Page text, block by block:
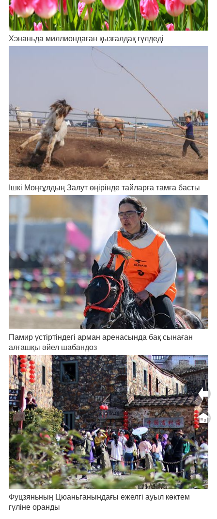
Хэнаньда миллиондаған қызғалдақ гүлдеді
Ішкі Моңғұлдың Залут өңірінде тайларға тамға басты
Памир үстіртіндегі арман аренасында бақ сынаған
алғашқы әйел шабандоз
Фуцзяньның Цюаньганындағы ежелгі ауыл көктем
гүліне оранды